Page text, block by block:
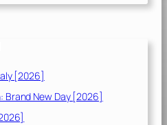
[2026]
Brand New Day [2026]